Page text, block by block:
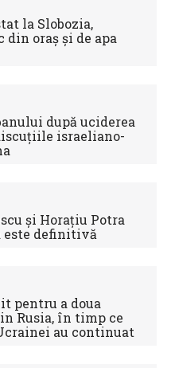
la Slobozia,
oraș și de apa
după uciderea
israeliano-
și Horațiu Potra
este definitivă
pentru a doua
Rusia, în timp ce
au continuat